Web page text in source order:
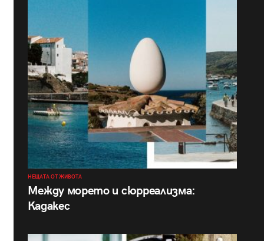
НЕЩАТА ОТ ЖИВОТА
Между морето и сюрреализма:
Кадакес